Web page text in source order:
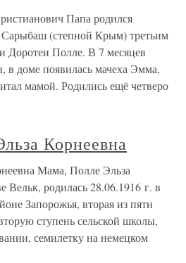
Папа родился
Сарыбаш (степной Крым) третьим
Доротеи Полле. В 7 месяцев
в доме появилась мачеха Эмма,
мамой. Родились ещё четверо
Корнеевна
Мама, Полле Эльза
Вельк, родилась 28.06.1916 г. в
Запорожья, вторая из пяти
ступень сельской школы,
семилетку на немецком